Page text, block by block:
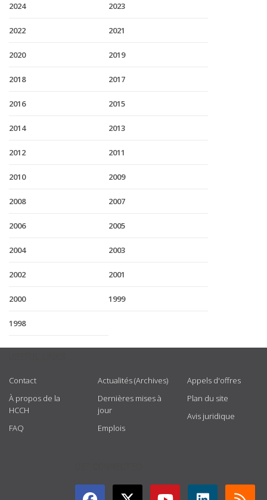
2024 2023
2022 2021
2020 2019
2018 2017
2016 2015
2014 2013
2012 2011
2010 2009
2008 2007
2006 2005
2004 2003
2002 2001
2000 1999
1998
Contact
À propos de la
HCCH
FAQ
Actualités (Archives)
Dernières mises à
jour
Emplois
Appels d'offres
Plan du site
Avis juridique